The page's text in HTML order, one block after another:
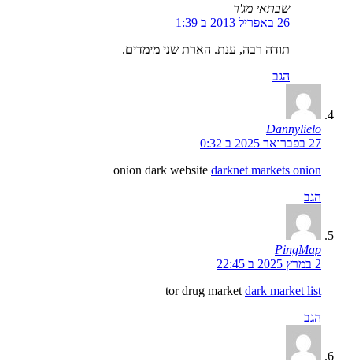
שבתאי מג'ר
26 באפריל 2013 ב 1:39
תודה רבה, ענת. הארת שני מימדים.
הגב
Dannylielo
27 בפברואר 2025 ב 0:32
onion dark website darknet markets onion
הגב
PingMap
2 במרץ 2025 ב 22:45
tor drug market dark market list
הגב